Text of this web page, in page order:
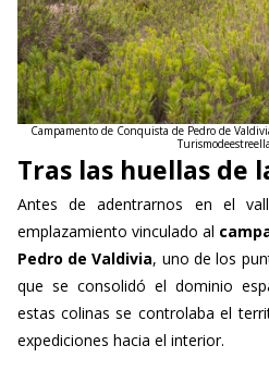
Campamento de Conquista de Pedro de
Tras las huellas de
Antes de adentrarnos en el
, uno de los
que se consolidó el dominio
estas colinas se controlaba el
expediciones hacia el interior.
En esta misma zona, su